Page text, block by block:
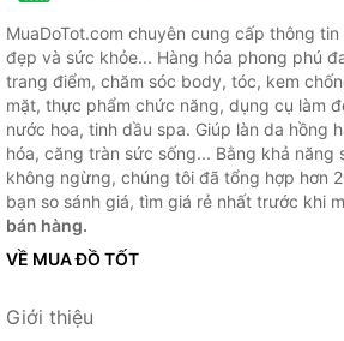
MuaDoTot.com chuyên cung cấp thông
đẹp và sức khỏe... Hàng hóa phong phú
trang điểm, chăm sóc body, tóc, kem
mặt, thực phẩm chức năng, dụng cụ làm
nước hoa, tinh dầu spa. Giúp làn da hồng
hóa, căng tràn sức sống... Bằng khả năng
không ngừng, chúng tôi đã tổng hợp hơn
bạn so sánh giá, tìm giá rẻ nhất trước khi
bán hàng.
VỀ MUA ĐỒ TỐT
Giới thiệu